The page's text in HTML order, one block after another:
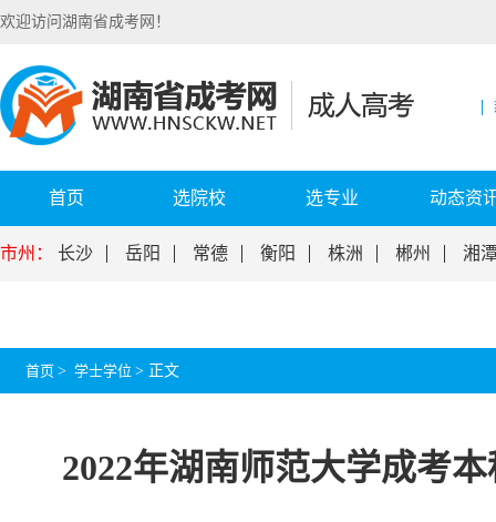
欢迎访问湖南省成考网！
首页 选院校 选专业 动态资
市州： 长沙 岳阳 常德 衡阳 株洲 郴州 湘
首页 > 学士学位 > 正文
2022年湖南师范大学成考